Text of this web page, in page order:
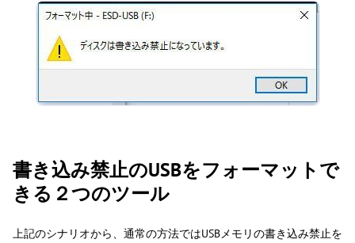
書き込み禁止のUSBをフォーマットで
きる２つのツール
上記のシナリオから、通常の方法ではUSBメモリの書き込み禁止を